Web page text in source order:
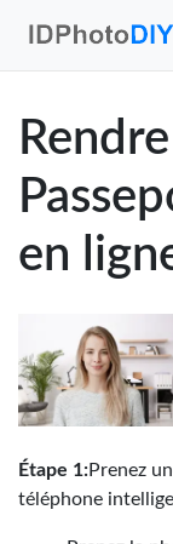
en
Étape 1:Prenez
téléphone